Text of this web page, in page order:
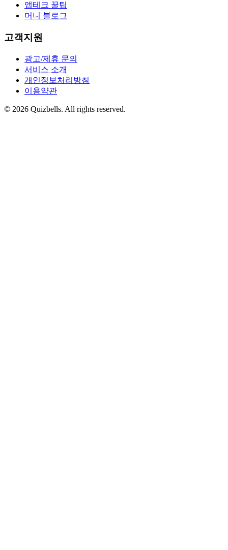
앱테크 꿀팁
머니 블로그
고객지원
광고/제휴 문의
서비스 소개
개인정보처리방침
이용약관
© 2026 Quizbells. All rights reserved.